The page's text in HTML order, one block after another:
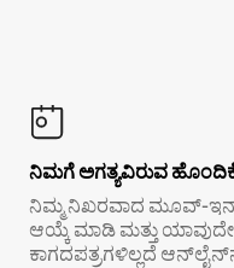
ನಿಮಗೆ ಅಗತ್ಯವಿರುವ
ನಿಮ್ಮ ನಿಖರವಾದ ಮೂವ್-ಇನ್
ಆಯ್ಕೆ ಮಾಡಿ ಮತ್ತು
ಕಾಗದಪತ್ರಗಳಿಲ್ಲದೆ